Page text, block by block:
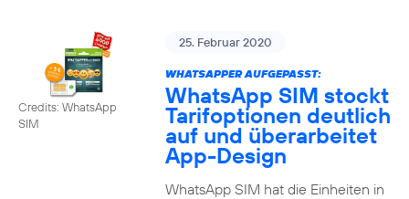
Credits: WhatsApp
SIM
25. Februar 2020
WHATSAPPER AUFGEPASST:
WhatsApp SIM stockt
Tarifoptionen deutlich
auf und überarbeitet
App-Design
WhatsApp SIM hat die Einheiten in